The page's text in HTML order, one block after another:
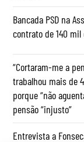
Bancada PSD na
contrato de 140 mil
“Cortaram-me a
trabalhou mais de
porque “não
pensão “injusto”
Entrevista a